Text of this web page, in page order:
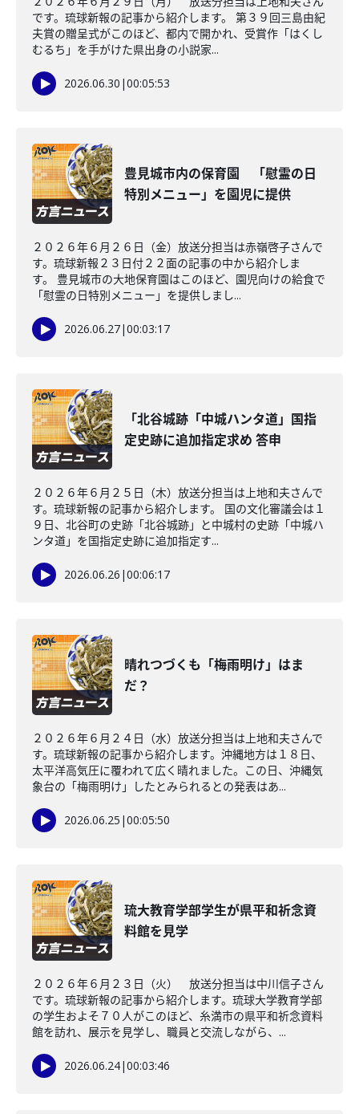
です。琉球新報の記事から紹介します。 第３９回三島由紀
夫賞の贈呈式がこのほど、都内で開かれ、受賞作「はくし
むるち」を手がけた県出身の小説家...
2026.06.30 |00:05:53
豊見城市内の保育園 「慰霊の日
特別メニュー」を園児に提供
２０２６年６月２６日（金）放送分担当は赤嶺啓子さんで
す。琉球新報２３日付２２面の記事の中から紹介しま
す。 豊見城市の大地保育園はこのほど、園児向けの給食で
「慰霊の日特別メニュー」を提供しまし...
2026.06.27|00:03:17
「北谷城跡「中城ハンタ道」国指
定史跡に追加指定求め 答申
２０２６年６月２５日（木）放送分担当は上地和夫さんで
す。琉球新報の記事から紹介します。 国の文化審議会は１
９日、北谷町の史跡「北谷城跡」と中城村の史跡「中城ハ
ンタ道」を国指定史跡に追加指定す...
2026.06.26 |00:06:17
晴れつづくも「梅雨明け」はま
だ？
２０２６年６月２４日（水）放送分担当は上地和夫さんで
す。琉球新報の記事から紹介します。沖縄地方は１８日、
太平洋高気圧に覆われて広く晴れました。この日、沖縄気
象台の「梅雨明け」したとみられるとの発表はあ...
2026.06.25 |00:05:50
琉大教育学部学生が県平和祈念資
料館を見学
２０２６年６月２３日（火） 放送分担当は中川信子さん
です。琉球新報の記事から紹介します。琉球大学教育学部
の学生およそ７０人がこのほど、糸満市の県平和祈念資料
館を訪れ、展示を見学し、職員と交流しながら、...
2026.06.24|00:03:46